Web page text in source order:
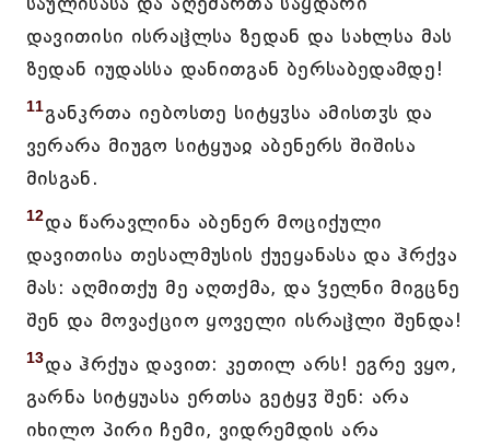
დავითისი ისრაჱლსა ზედან და სახლსა მას
ზედან იუდასსა დანითგან ბერსაბედამდე!
11განკრთა იებოსთე სიტყჳსა ამისთჳს და
ვერარა მიუგო სიტყუაჲ აბენერს შიშისა
მისგან.
12და წარავლინა აბენერ მოციქული
დავითისა თესალმუსის ქუეყანასა და ჰრქვა
მას: აღმითქუ მე აღთქმა, და ჴელნი მიგცნე
შენ და მოვაქციო ყოველი ისრაჱლი შენდა!
13და ჰრქუა დავით: კეთილ არს! ეგრე ვყო,
გარნა სიტყუასა ერთსა გეტყჳ შენ: არა
იხილო პირი ჩემი, ვიდრემდის არა